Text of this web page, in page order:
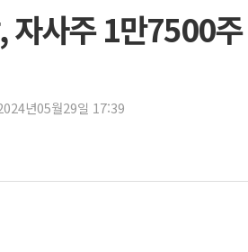
자사주 1만7500
년05월29일 17:39